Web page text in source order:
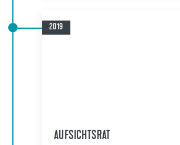
2019
AUFSICHTSRAT